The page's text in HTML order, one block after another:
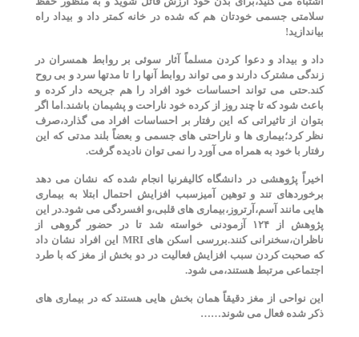
سلامتی جسمی خودتان هم که شده در خانه کمتر داد و بیداد راه
بیاندازید!
داد و بیداد و دعوا کردن مسلماً آثار سوئی بر روابط همسران در
زندگی مشترک دارند و می تواند روابط آنها را تا مدتها سرد و بی روح
کند.حتی می تواند احساسات خود افراد را هم جریحه دار کرده و
باعث شود که تا چند روز از کرده خود ناراحت و پشیمان باشند.اما اگر
بتوان از تاثیراتی که این رفتار بر احساسات افراد می گذارد،صرف
نظر کرد؛بیماری ها و ناراحتی های جسمی و بعضاً بلند مدتی که این
رفتار با خود به همراه می آورد را نمی توان نادیده گرفت.
اخیراً پژوهشی در دانشگاه کالیفرنیا انجام شده که نشان می دهد
برخوردهای تند و توهین آمیزسبب افزایش احتمال ابتلا به بیماری
هایی مانند آسم،آرتروز،بیماری های قلبی،و افسردگی می شود.در این
پژوهش از ۱۲۴ آزمودنی خواسته شد تا در حضور گروهی از
ناظران،سخنرانی کنند.بررسی اسکن هایMRI این افراد نشان داد
که صحبت کردن سبب افزایش فعالیت در دو بخش از مغز که با طرد
اجتماعی مرتبط هستند،می شود.
این نواحی از مغز دقیقاً همان بخش هایی هستند که در بیماری های
ذکر شده فعال می شوند……